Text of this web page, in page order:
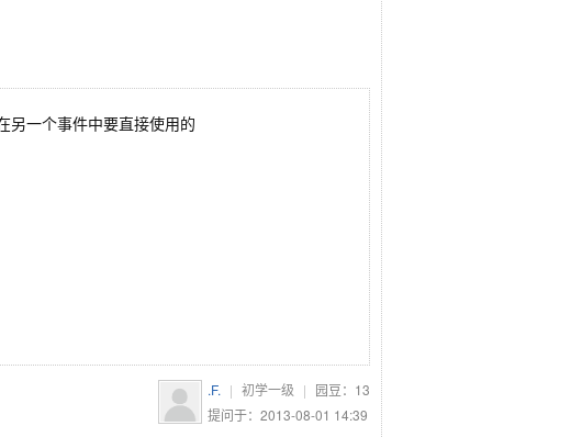
另一个事件中要直接使用的
.F. | 初学一级 | 园豆： 13
提问于：2013-08-01 14:39